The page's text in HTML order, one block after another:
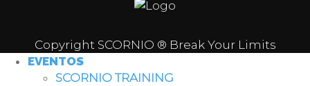
Copyright SCORNIO ® Break Your Limits
EVENTOS
SCORNIO TRAINING